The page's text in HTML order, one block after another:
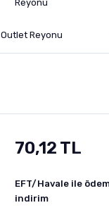
Outlet Reyonu
70,12 TL
EFT/Havale ile
indirim